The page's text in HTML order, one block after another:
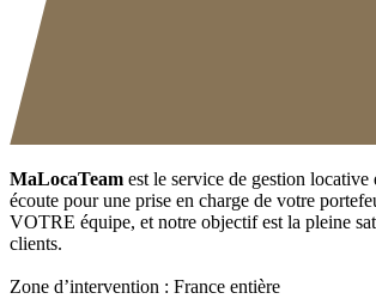
MaLocaTeam est le service de gestion locative
écoute pour une prise en charge de votre
VOTRE équipe, et notre objectif est la pleine
clients.
Zone d’intervention : France entière